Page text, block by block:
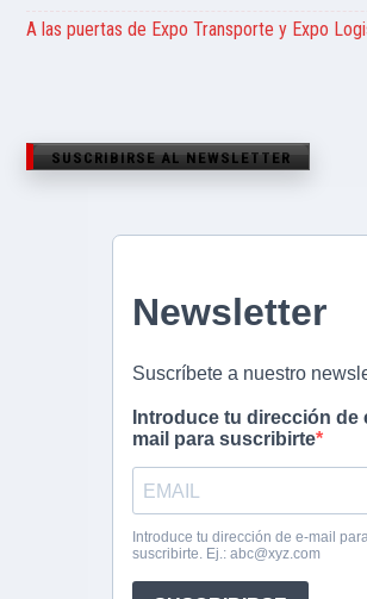
A las puertas de Expo Transporte y Expo
SUSCRIBIRSE AL NEWSLETTER